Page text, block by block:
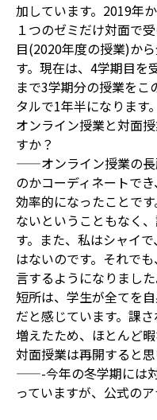
加しています。2019年
１つのゼミだけ対面で
目(2020年度の授業)か
す。現在は、4学期目を
まで3学期分の授業をこ
タルで1年半になります。
オンライン授業と対面
すか？
——オンライン授業の長
のかコーディネートで
効率的になったことで
ないということもなく
す。また、私はシャイ
はないのです。それで
言するようになりまし
短所は、学生が全てを
だと感じています。課
増えたため、ほとんど
対面授業は再開すると
——-今年の冬学期には
っていますが、公式の